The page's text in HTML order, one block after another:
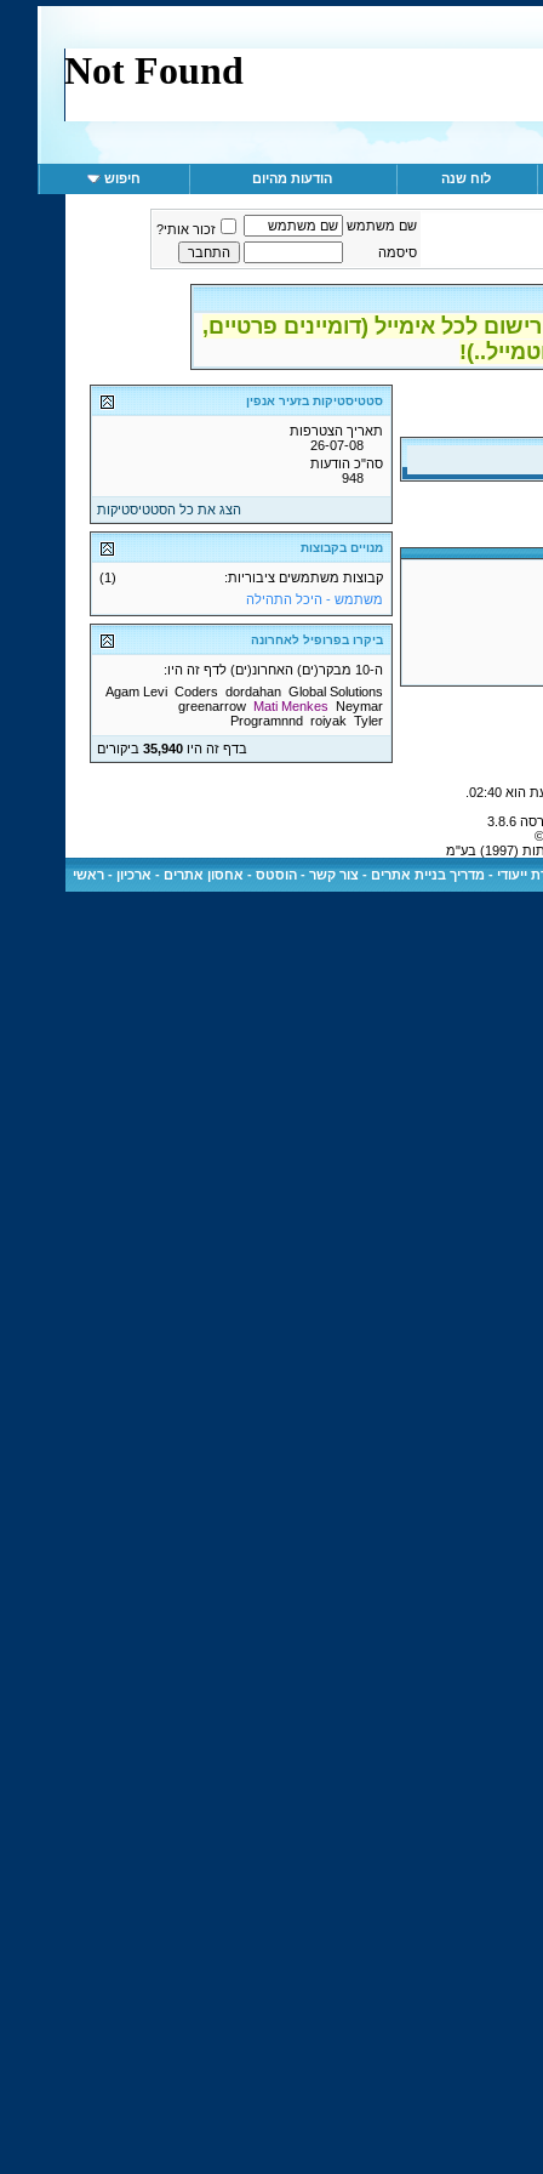
לוח שנה הודעות מהיום חיפוש
שם משתמש
זכור אותי?
סיסמה
לכל אימייל (דומיינים פרטיים,
סטטיסטיקות בזעיר אנפין
תאריך הצטרפות
26-07-08
סה"כ הודעות
948
הצג את כל הסטטיסטיקות
מנויים בקבוצות
(1)
קבוצות משתמשים ציבוריות:
משתמש - היכל התהילה
ביקרו בפרופיל לאחרונה
ה-10 מבקר(ים) האחרונ(ים) לדף זה היו:
Agam Levi Coders dordahan Global Solutions
greenarrow Mati Menkes Neymar
Programnnd roiyak Tyler
בדף זה היו35,940 ביקורים
02:40
בע"מ
ייעודי -מדריך בניית אתרים -צור קשר -הוסטס - אחסון אתרים - ארכיון -ראשי